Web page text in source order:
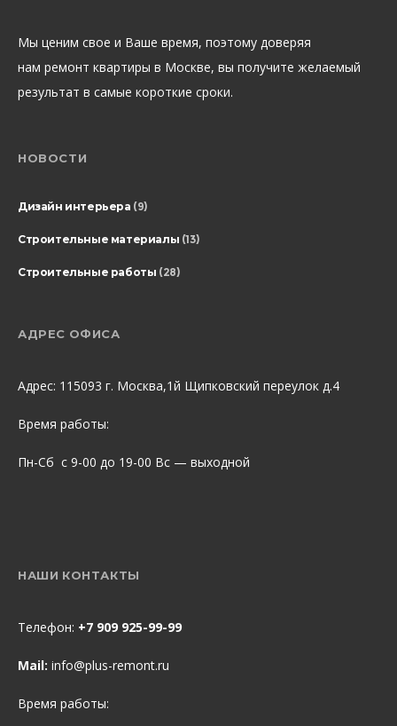
Мы ценим свое и Ваше время, поэтому доверяя
нам ремонт квартиры в Москве, вы получите желаемый
результат в самые короткие сроки.
НОВОСТИ
Дизайн интерьера (9)
Строительные материалы (13)
Строительные работы (28)
АДРЕС ОФИСА
Адрес: 115093 г. Москва,1й Щипковский переулок д.4
Время работы:
Пн-Сб с 9-00 до 19-00 Вс — выходной
НАШИ КОНТАКТЫ
Телефон: +7 909 925-99-99
Mail: info@plus-remont.ru
Время работы: